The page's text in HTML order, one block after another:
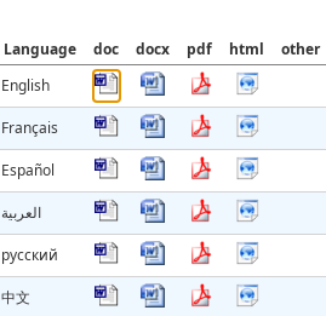
Language doc docx pdf html
other
English
Français
Español
العربية
русский
中文